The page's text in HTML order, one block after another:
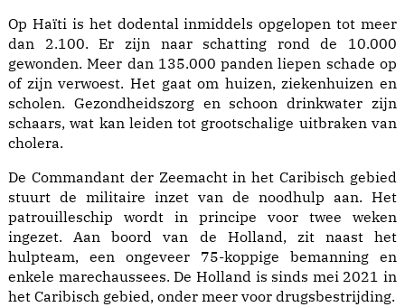
Op Haïti is het dodental inmiddels opgelopen tot meer
dan 2.100. Er zijn naar schatting rond de 10.000
gewonden. Meer dan 135.000 panden liepen schade op
of zijn verwoest. Het gaat om huizen, ziekenhuizen en
scholen. Gezondheidszorg en schoon drinkwater zijn
schaars, wat kan leiden tot grootschalige uitbraken van
cholera.
De Commandant der Zeemacht in het Caribisch gebied
stuurt de militaire inzet van de noodhulp aan. Het
patrouilleschip wordt in principe voor twee weken
ingezet. Aan boord van de Holland, zit naast het
hulpteam, een ongeveer 75-koppige bemanning en
enkele marechaussees. De Holland is sinds mei 2021 in
het Caribisch gebied, onder meer voor drugsbestrijding.